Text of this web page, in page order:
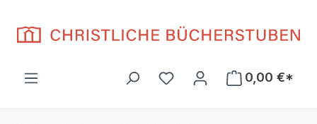
Du hast 0 Produkte auf
0,00 €*